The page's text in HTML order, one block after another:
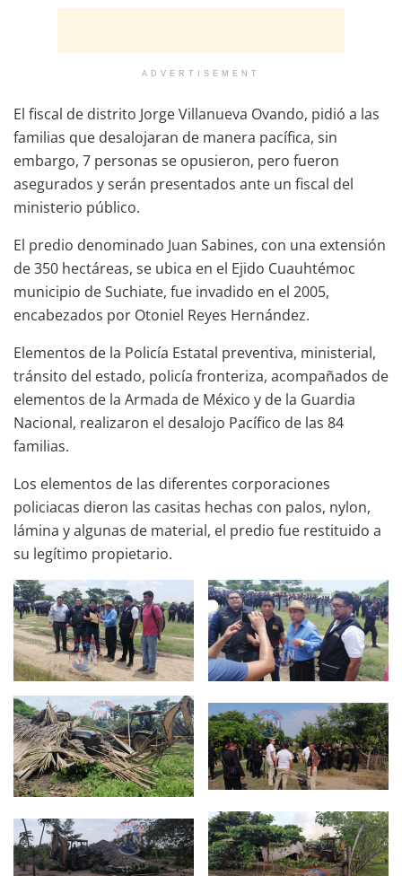
ADVERTISEMENT
El fiscal de distrito Jorge Villanueva Ovando, pidió a las
familias que desalojaran de manera pacífica, sin
embargo, 7 personas se opusieron, pero fueron
asegurados y serán presentados ante un fiscal del
ministerio público.
El predio denominado Juan Sabines, con una extensión
de 350 hectáreas, se ubica en el Ejido Cuauhtémoc
municipio de Suchiate, fue invadido en el 2005,
encabezados por Otoniel Reyes Hernández.
Elementos de la Policía Estatal preventiva, ministerial,
tránsito del estado, policía fronteriza, acompañados de
elementos de la Armada de México y de la Guardia
Nacional, realizaron el desalojo Pacífico de las 84
familias.
Los elementos de las diferentes corporaciones
policiacas dieron las casitas hechas con palos, nylon,
lámina y algunas de material, el predio fue restituido a
su legítimo propietario.